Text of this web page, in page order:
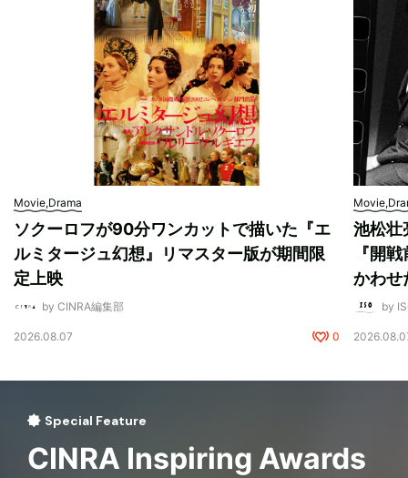
Movie,Drama
ソクーロフが90分ワンカットで描いた『エ
ルミタージュ幻想』リマスター版が期間限
定上映
by CINRA編集部
2026.08.07 0
池松壮
『開
かわせ
by
Special Feature
CINRA Inspiring Awards